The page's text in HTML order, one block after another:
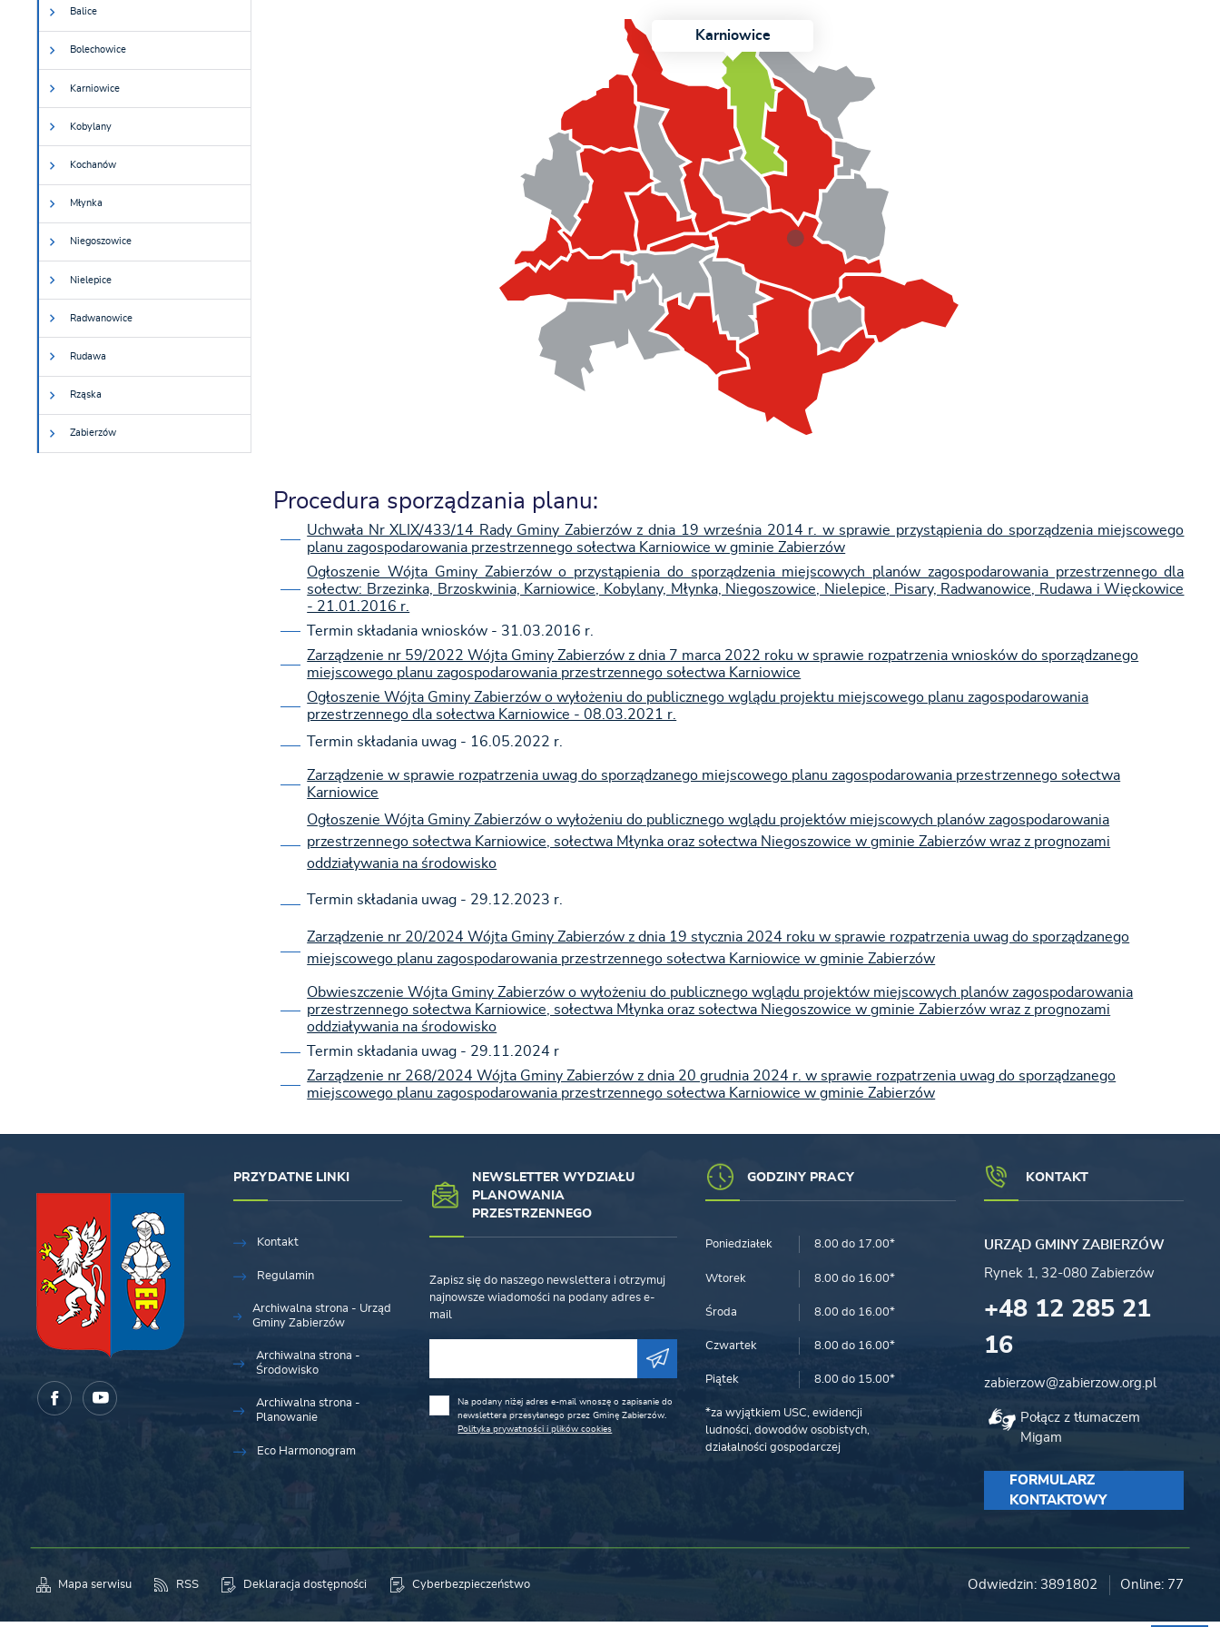
Balice
Bolechowice
Karniowice
Kobylany
Kochanów
Młynka
Niegoszowice
Nielepice
Radwanowice
Rudawa
Rząska
Zabierzów
Karniowice
Procedura sporządzania planu:
Uchwała Nr XLIX/433/14 Rady Gminy Zabierzów z dnia 19 września 2014 r. w sprawie przystąpienia do sporządzenia miejscowego
planu zagospodarowania przestrzennego sołectwa Karniowice w gminie Zabierzów
Ogłoszenie Wójta Gminy Zabierzów o przystąpienia do sporządzenia miejscowych planów zagospodarowania przestrzennego dla
sołectw: Brzezinka, Brzoskwinia, Karniowice, Kobylany, Młynka, Niegoszowice, Nielepice, Pisary, Radwanowice, Rudawa i Więckowice
- 21.01.2016 r.
Termin składania wniosków - 31.03.2016 r.
Zarządzenie nr 59/2022 Wójta Gminy Zabierzów z dnia 7 marca 2022 roku w sprawie rozpatrzenia wniosków do sporządzanego
miejscowego planu zagospodarowania przestrzennego sołectwa Karniowice
Ogłoszenie Wójta Gminy Zabierzów o wyłożeniu do publicznego wglądu projektu miejscowego planu zagospodarowania
przestrzennego dla sołectwa Karniowice - 08.03.2021 r.
Termin składania uwag - 16.05.2022 r.
Zarządzenie w sprawie rozpatrzenia uwag do sporządzanego miejscowego planu zagospodarowania przestrzennego sołectwa
Karniowice
Ogłoszenie Wójta Gminy Zabierzów o wyłożeniu do publicznego wglądu projektów miejscowych planów zagospodarowania
przestrzennego sołectwa Karniowice, sołectwa Młynka oraz sołectwa Niegoszowice w gminie Zabierzów wraz z prognozami
oddziaływania na środowisko
Termin składania uwag - 29.12.2023 r.
Zarządzenie nr 20/2024 Wójta Gminy Zabierzów z dnia 19 stycznia 2024 roku w sprawie rozpatrzenia uwag do sporządzanego
miejscowego planu zagospodarowania przestrzennego sołectwa Karniowice w gminie Zabierzów
Obwieszczenie Wójta Gminy Zabierzów o wyłożeniu do publicznego wglądu projektów miejscowych planów zagospodarowania
przestrzennego sołectwa Karniowice, sołectwa Młynka oraz sołectwa Niegoszowice w gminie Zabierzów wraz z prognozami
oddziaływania na środowisko
Termin składania uwag - 29.11.2024 r
Zarządzenie nr 268/2024 Wójta Gminy Zabierzów z dnia 20 grudnia 2024 r. w sprawie rozpatrzenia uwag do sporządzanego
miejscowego planu zagospodarowania przestrzennego sołectwa Karniowice w gminie Zabierzów
PRZYDATNE LINKI
Kontakt
Regulamin
Archiwalna strona - Urząd
Gminy Zabierzów
Archiwalna strona -
Środowisko
Archiwalna strona -
Planowanie
Eco Harmonogram
NEWSLETTER WYDZIAŁU
PLANOWANIA
PRZESTRZENNEGO
Zapisz się do naszego newslettera i otrzymuj
najnowsze wiadomości na podany adres e-
mail
Na podany niżej adres e-mail wnoszę o zapisanie do
newslettera przesyłanego przez Gminę Zabierzów.
Polityka prywatności i plików cookies
GODZINY PRACY
Poniedziałek 8.00 do 17.00*
Wtorek 8.00 do 16.00*
Środa 8.00 do 16.00*
Czwartek 8.00 do 16.00*
Piątek 8.00 do 15.00*
*za wyjątkiem USC, ewidencji
ludności, dowodów osobistych,
działalności gospodarczej
KONTAKT
URZĄD GMINY ZABIERZÓW
Rynek 1, 32-080 Zabierzów
+48 12 285 21
16
zabierzow@zabierzow.org.pl
Połącz z tłumaczem
Migam
FORMULARZ
KONTAKTOWY
Mapa serwisu RSS Deklaracja dostępności Cyberbezpieczeństwo Odwiedzin: 3891802 Online: 77